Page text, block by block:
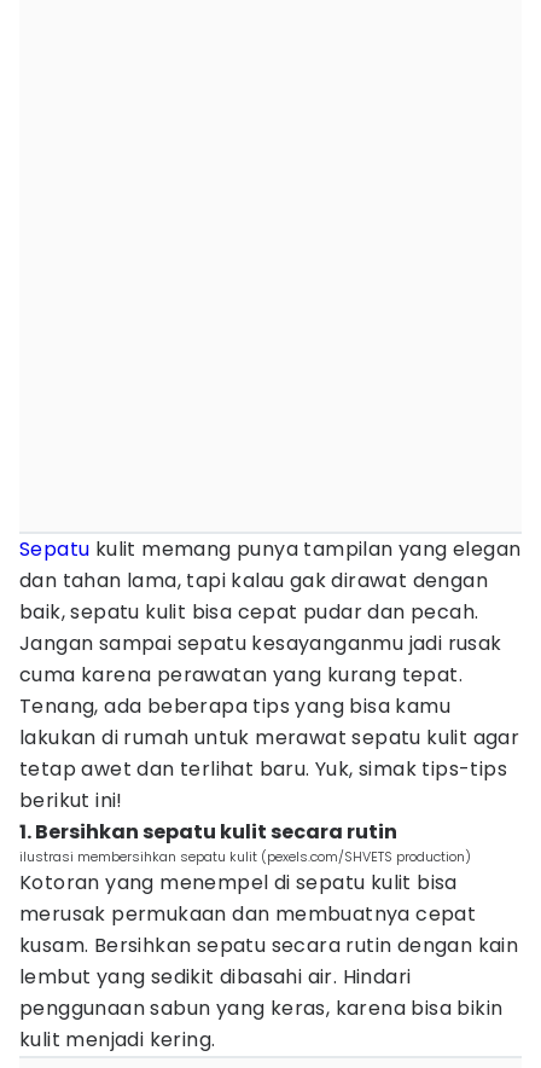
Sepatu kulit memang punya tampilan yang elegan
dan tahan lama, tapi kalau gak dirawat dengan
baik, sepatu kulit bisa cepat pudar dan pecah.
Jangan sampai sepatu kesayanganmu jadi rusak
cuma karena perawatan yang kurang tepat.
Tenang, ada beberapa tips yang bisa kamu
lakukan di rumah untuk merawat sepatu kulit agar
tetap awet dan terlihat baru. Yuk, simak tips-tips
berikut ini!
1. Bersihkan sepatu kulit secara rutin
ilustrasi membersihkan sepatu kulit (pexels.com/SHVETS production)
Kotoran yang menempel di sepatu kulit bisa
merusak permukaan dan membuatnya cepat
kusam. Bersihkan sepatu secara rutin dengan kain
lembut yang sedikit dibasahi air. Hindari
penggunaan sabun yang keras, karena bisa bikin
kulit menjadi kering.